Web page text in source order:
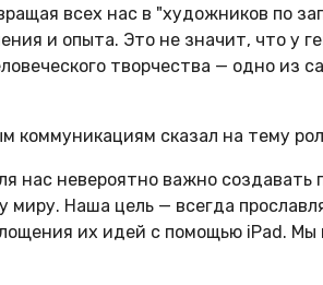
всех нас в "художников по
и опыта. Это не значит, что у
творчества — одно из
коммуникациям сказал на тему
нас невероятно важно создавать
Наша цель — всегда
их идей с помощью iPad. Мы